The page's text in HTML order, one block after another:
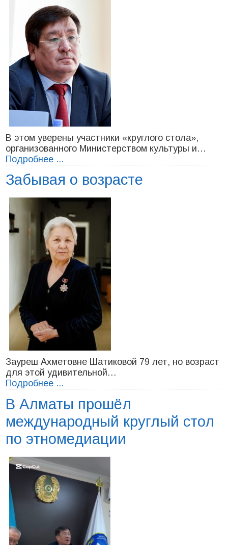
В этом уверены участники «круглого стола»,
организованного Министерством культуры и…
Подробнее ...
Забывая о возрасте
Зауреш Ахметовне Шатиковой 79 лет, но возраст
для этой удивительной…
Подробнее ...
В Алматы прошёл
международный круглый стол
по этномедиации